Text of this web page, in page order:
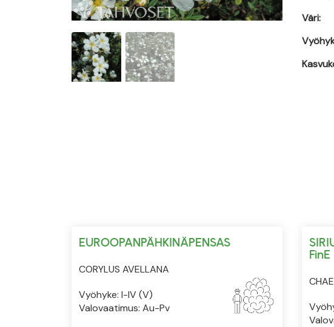
Väri:
EUROOPANPÄHKINÄPENSAS
CORYLUS AVELLANA
Vyöhyke: I-IV (V)
Valovaatimus: Au-Pv
FinE